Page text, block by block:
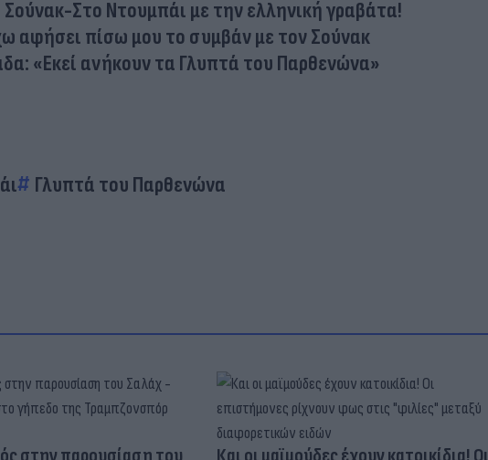
Σούνακ-Στο Ντουμπάι με την ελληνική γραβάτα!
αφήσει πίσω μου το συμβάν με τον Σούνακ
«Εκεί ανήκουν τα Γλυπτά του Παρθενώνα»
Γλυπτά του Παρθενώνα